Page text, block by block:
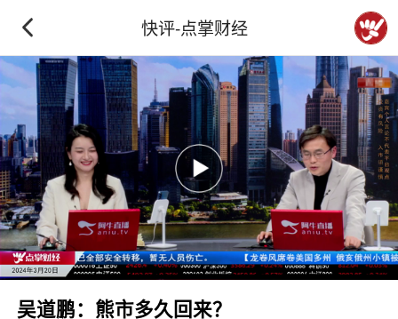
快评-点掌财经
吴道鹏：熊市多久回来？